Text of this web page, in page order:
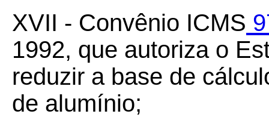
XVII - Convênio ICMS
1992, que autoriza o
reduzir a base de
de alumínio;